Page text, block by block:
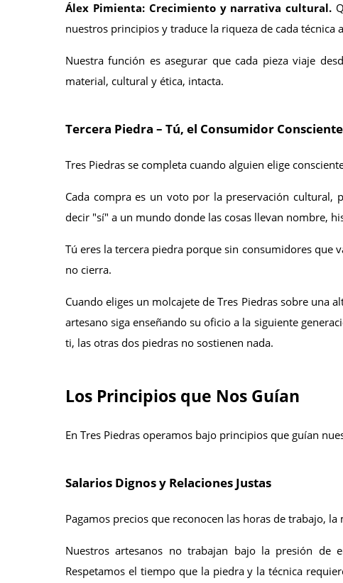
Álex Pimienta: Crecimiento y narrativa cultural.
nuestros principios y traduce la riqueza de cada técnica
Nuestra función es asegurar que cada pieza viaje
material, cultural y ética, intacta.
Tercera Piedra – Tú, el Consumidor Consciente
Tres Piedras se completa cuando alguien elige
Cada compra es un voto por la preservación cultural,
decir "sí" a un mundo donde las cosas llevan nombre,
Tú eres la tercera piedra porque sin consumidores que
no cierra.
Cuando eliges un molcajete de Tres Piedras sobre
artesano siga enseñando su oficio a la siguiente
ti, las otras dos piedras no sostienen nada.
Los Principios que Nos Guían
En Tres Piedras operamos bajo principios que guían
Salarios Dignos y Relaciones Justas
Pagamos precios que reconocen las horas de trabajo,
Nuestros artesanos no trabajan bajo la presión
Respetamos el tiempo que la piedra y la técnica